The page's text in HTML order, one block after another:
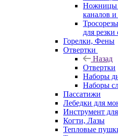
Ножницы
каналов
для резки
Горелки, Фены
Отвертки
Назад
Отвертки
Наборы
Наборы
Пассатижи
Лебедки для
Инструмент
Когти, Лазы
Тепловые